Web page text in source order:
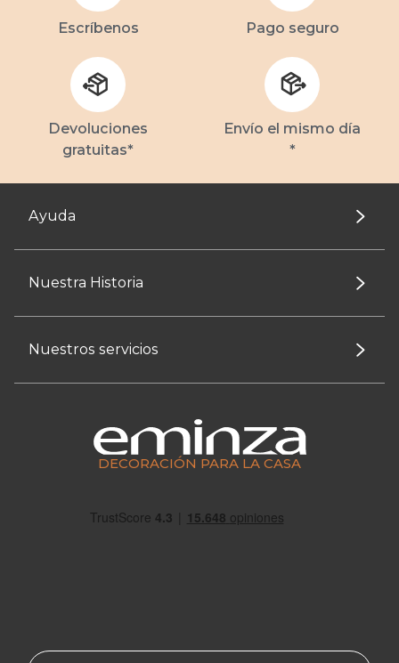
Escríbenos Pago seguro
Devoluciones
gratuitas*
Envío el mismo día
*
Ayuda
Nuestra Historia
Nuestros servicios
DECORACIÓN PARA LA CASA